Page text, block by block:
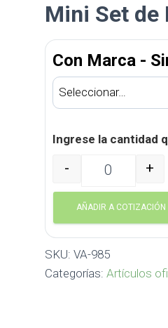
Mini Set de
Con Marca -
Ingrese la cantidad
Mini Set de
- +
AÑADIR A COTIZACIÓN
SKU: VA-985
Categorías: Artículos